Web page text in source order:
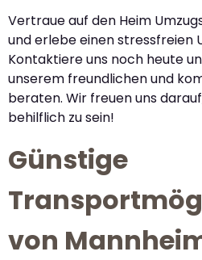
Vertraue auf den Heim
und erlebe einen stressfreien
Kontaktiere uns noch heute
unserem freundlichen und
beraten. Wir freuen uns
behilflich zu sein!
Günstige
von